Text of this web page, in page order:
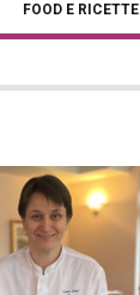
FOOD E RICETTE